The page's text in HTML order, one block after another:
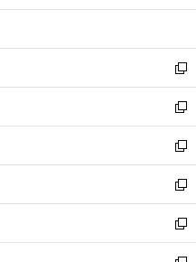
開
ウ
開
く
ン
ウ
で
開
く
ウ
ン
ド
ウ
で
開
く
新
し
い
ウ
ィ
ン
ド
ウ
で
開
新
し
い
ウ
ィ
ン
ド
ウ
新
し
い
ウ
ィ
ン
新
し
い
ウ
新
し